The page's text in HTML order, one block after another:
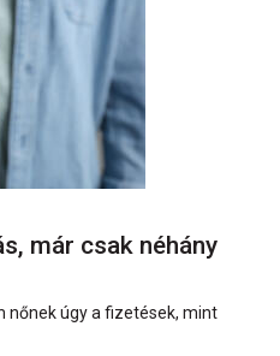
már csak néhány
nőnek úgy a fizetések, mint